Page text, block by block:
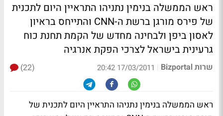
ראש הממשלה בנימין נתניהו התראיין היום לתכנית
של פירס מורגן ברשת ה-CNN והתייחס בראיון
לאסון ביפן ולבחינה מחדש של הקמת תחנת כוח
גרעינית בישראל לצרכי הפקת אנרגיה
שרות Bizportal |
17/03/2011 20:42
(22)
ראש הממשלה בנימין נתניהו התראיין היום לתכנית של